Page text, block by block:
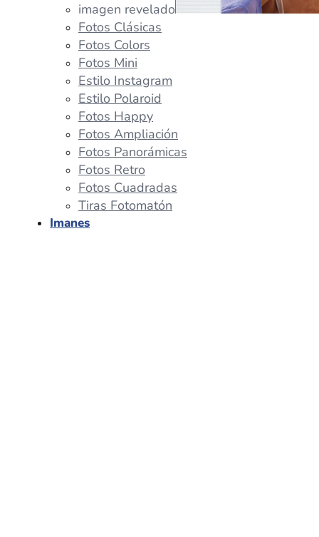
imagen revelado
Fotos Clásicas
Fotos Colors
Fotos Mini
Estilo Instagram
Estilo Polaroid
Fotos Happy
Fotos Ampliación
Fotos Panorámicas
Fotos Retro
Fotos Cuadradas
Tiras Fotomatón
Imanes